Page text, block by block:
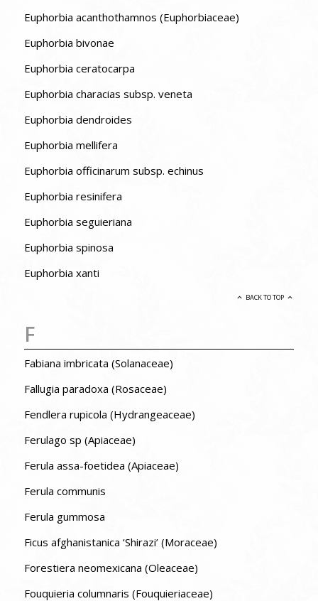
Euphorbia acanthothamnos (Euphorbiaceae)
Euphorbia bivonae
Euphorbia ceratocarpa
Euphorbia characias subsp. veneta
Euphorbia dendroides
Euphorbia mellifera
Euphorbia officinarum subsp. echinus
Euphorbia resinifera
Euphorbia seguieriana
Euphorbia spinosa
Euphorbia xanti
BACK TO TOP
F
Fabiana imbricata (Solanaceae)
Fallugia paradoxa (Rosaceae)
Fendlera rupicola (Hydrangeaceae)
Ferulago sp (Apiaceae)
Ferula assa-foetidea (Apiaceae)
Ferula communis
Ferula gummosa
Ficus afghanistanica ‘Shirazi’ (Moraceae)
Forestiera neomexicana (Oleaceae)
Fouquieria columnaris (Fouquieriaceae)